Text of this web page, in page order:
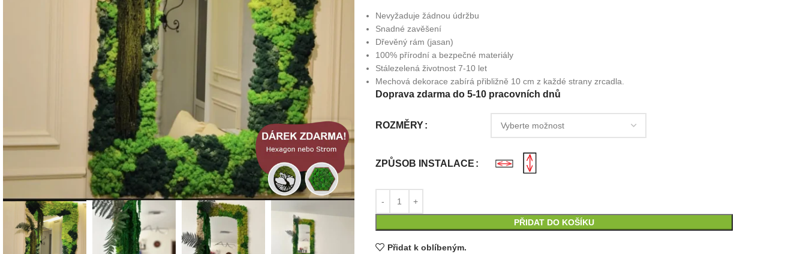
Nevyžaduje žádnou údržbu
Snadné zavěšení
Dřevěný rám (jasan)
100% přírodní a bezpečné materiály
Stálezelená životnost 7-10 let
Mechová dekorace zabírá přibližně 10 cm z každé strany zrcadla.
Doprava zdarma do 5-10 pracovních dnů
ROZMĚRY
ZPŮSOB INSTALACE
PŘIDAT DO KOŠÍKU
Přidat k oblíbeným.